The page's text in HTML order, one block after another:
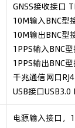
GNSS接收接口
10M输入BNC型
10M输出BNC型
1PPS输入BNC
1PPS输出BNC
千兆通信网口
USB接口
电源输入接口，